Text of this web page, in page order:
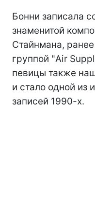
Бонни записала
знаменитой
Стайнмана,
группой "Air
певицы также
и стало одной из
записей 1990-х.